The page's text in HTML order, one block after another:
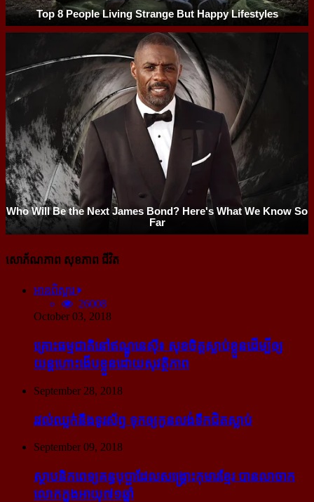
សោភ័ណភាព សុខភាព ជីវិត
អានពិស្ដារ
26008
October 03, 2018
គ្រោះធម្មជាតិនៅឥណ្ឌូនេស៊ី៖ សុខចិត្ត​ស្លាប់​ខ្លួន​ដើម្បី​ឲ្យ​
យន្ដហោះ​ងើប​ខ្លួន​ដោយ​សុវត្ថិភាព
September 28, 2018
រវល់​ឈ្លក់​នឹង​ទូរស័ព្ទ ទុក​ឲ្យ​កូន​លង់​ទឹក​ជិត​ស្លាប់
September 09, 2018
ស្ថាបនិក​ពេទ្យ​គន្ធបុប្ផា​ដែល​សង្គ្រោះ​កុមារ​ខ្មែរ​ បាន​លាចាក​
លោក​ក្នុង​អាយុ​៧១ឆ្នាំ